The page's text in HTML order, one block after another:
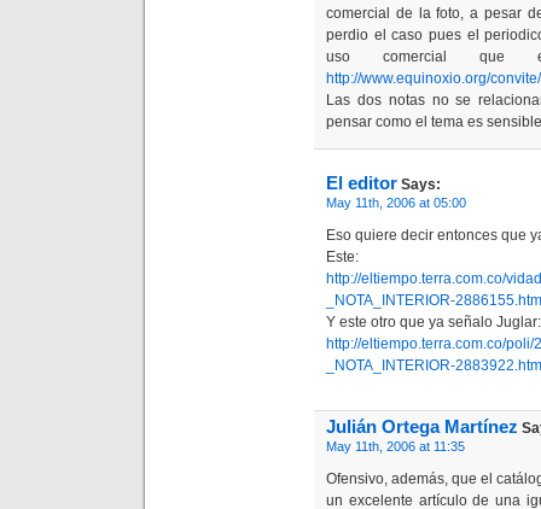
comercial de la foto, a pesar
perdio el caso pues el
uso comercial que
http://www.equinoxio.org/
Las dos notas no se
pensar como el tema es
El editor Says:
May 11th, 2006 at 05:00
Eso quiere decir entonces que
Este:
http://eltiempo.terra.com.co/
_NOTA_INTERIOR-
Y este otro que ya señalo Juglar:
http://eltiempo.terra.com.co/
_NOTA_INTERIOR-
Julián Ortega Martínez
May 11th, 2006 at 11:35
Ofensivo, además, que el
un excelente artículo de una